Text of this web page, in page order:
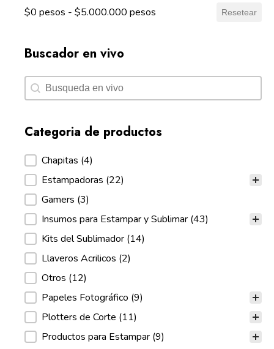
$0 pesos - $5.000.000 pesos Resetear
Buscador en vivo
Buscador en vivo
Buscador en vivo
Categoria de productos
Categoria de productos
Chapitas (4)
Estampadoras (22)
Gamers (3)
Insumos para Estampar y Sublimar (43)
Kits del Sublimador (14)
Llaveros Acrilicos (2)
Otros (12)
Papeles Fotográfico (9)
Plotters de Corte (11)
Productos para Estampar (9)